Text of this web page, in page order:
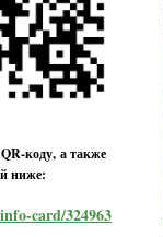
коду, а также
ниже:
card/324963